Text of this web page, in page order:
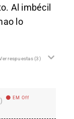
Al imbécil
lo
respuestas(3)
EM Off